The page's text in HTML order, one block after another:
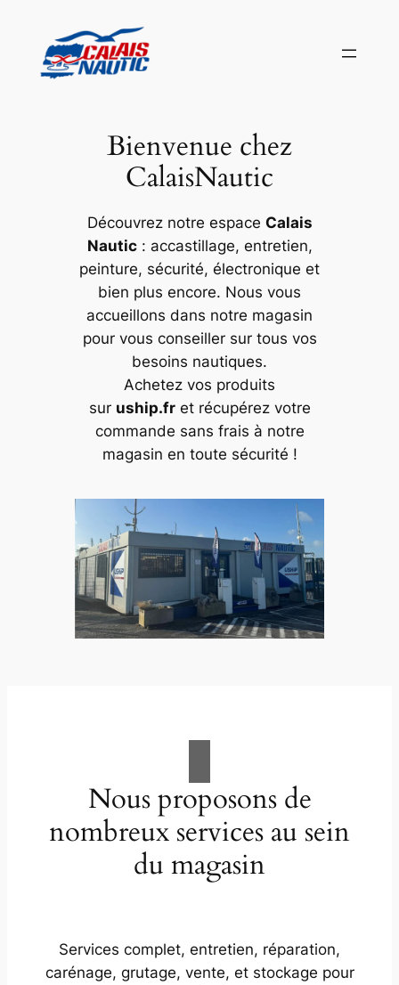
contenu
Bienvenue chez
CalaisNautic
Découvrez notre espace Calais
Nautic: accastillage, entretien,
peinture, sécurité, électronique et
bien plus encore. Nous vous
accueillons dans notre magasin
pour vous conseiller sur tous vos
besoins nautiques.
Achetez vos produits
sur uship.fret récupérez votre
commande sans frais à notre
magasin en toute sécurité !
Nous proposons de
nombreux services au sein
du magasin
Services complet, entretien, réparation,
carénage, grutage, vente, et stockage pour